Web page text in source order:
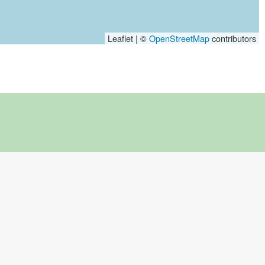
Leaflet | ©OpenStreetMapcontributors